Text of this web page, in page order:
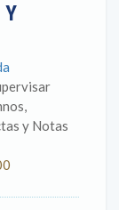
Y
y Notas